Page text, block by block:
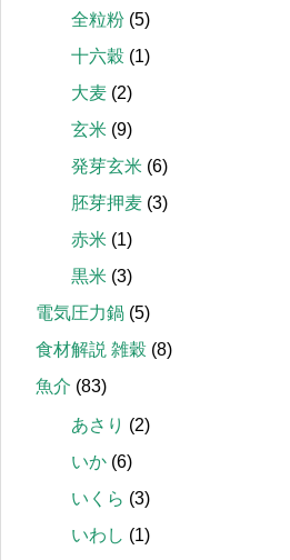
全粒粉 (5)
十六穀 (1)
大麦 (2)
玄米 (9)
発芽玄米 (6)
胚芽押麦 (3)
赤米 (1)
黒米 (3)
電気圧力鍋 (5)
食材解説 雑穀 (8)
魚介 (83)
あさり (2)
いか (6)
いくら (3)
いわし (1)